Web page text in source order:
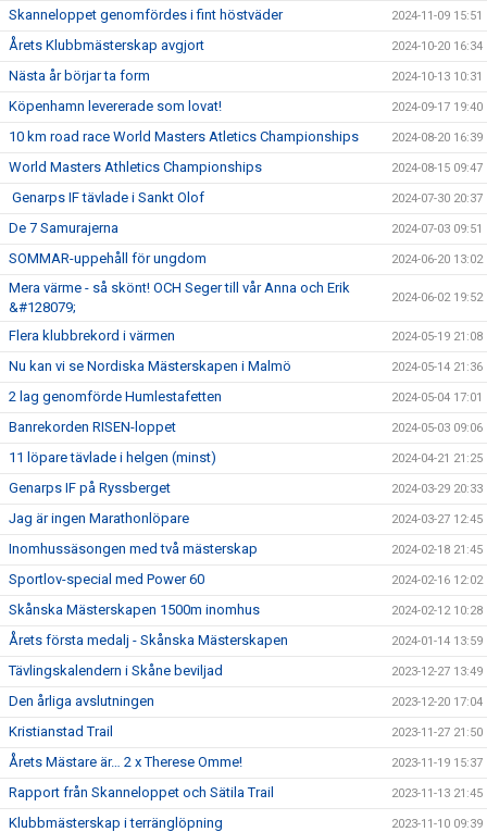
Skanneloppet genomfördes i fint höstväder 2024-11-09 15:51
Årets Klubbmästerskap avgjort 2024-10-20 16:34
Nästa år börjar ta form 2024-10-13 10:31
Köpenhamn levererade som lovat! 2024-09-17 19:40
10 km road race World Masters Atletics Championships 2024-08-20 16:39
World Masters Athletics Championships 2024-08-15 09:47
Genarps IF tävlade i Sankt Olof 2024-07-30 20:37
De 7 Samurajerna 2024-07-03 09:51
SOMMAR-uppehåll för ungdom 2024-06-20 13:02
Mera värme - så skönt! OCH Seger till vår Anna och Erik
&#128079;
2024-06-02 19:52
Flera klubbrekord i värmen 2024-05-19 21:08
Nu kan vi se Nordiska Mästerskapen i Malmö 2024-05-14 21:36
2 lag genomförde Humlestafetten 2024-05-04 17:01
Banrekorden RISEN-loppet 2024-05-03 09:06
11 löpare tävlade i helgen (minst) 2024-04-21 21:25
Genarps IF på Ryssberget 2024-03-29 20:33
Jag är ingen Marathonlöpare 2024-03-27 12:45
Inomhussäsongen med två mästerskap 2024-02-18 21:45
Sportlov-special med Power 60 2024-02-16 12:02
Skånska Mästerskapen 1500m inomhus 2024-02-12 10:28
Årets första medalj - Skånska Mästerskapen 2024-01-14 13:59
Tävlingskalendern i Skåne beviljad 2023-12-27 13:49
Den årliga avslutningen 2023-12-20 17:04
Kristianstad Trail 2023-11-27 21:50
Årets Mästare är… 2 x Therese Omme! 2023-11-19 15:37
Rapport från Skanneloppet och Sätila Trail 2023-11-13 21:45
Klubbmästerskap i terränglöpning 2023-11-10 09:39